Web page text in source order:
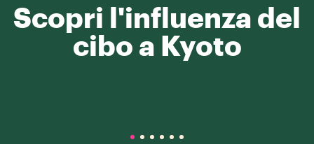
Scopri l'influenza del
cibo a Kyoto